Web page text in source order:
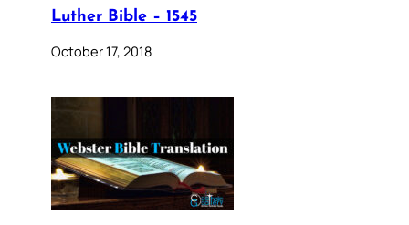
Luther Bible – 1545
October 17, 2018